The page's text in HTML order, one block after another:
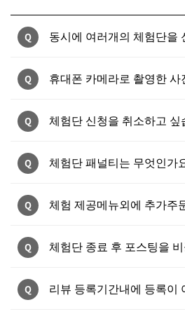
Q 동시에 여러개의 체험단을
Q 휴대폰 카메라로 촬영한
Q 체험단 신청을 취소하고 싶
Q 체험단 패널티는 무엇인가
Q 체험 제공메뉴외에 추가주
Q 체험단 종료 후 포스팅을
Q 리뷰 등록기간내에 등록이